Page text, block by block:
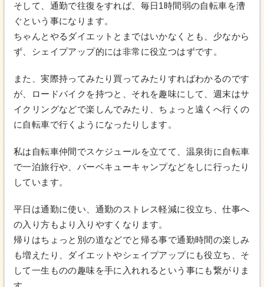
そして、通勤で往復をすれば、毎日1時間弱の自転車を漕
ぐという事になります。
ちゃんとやるダイエットとまではいかなくとも、少なから
ず、シェイプアップ的には非常に役立つはずです。
また、実際持ってみたり買ってみたりすればわかるのです
が、ロードバイクを持つと、それを趣味にして、週末はサ
イクリングなどで楽しんでみたり、ちょっと遠くへ行くの
に自転車で行くようになったりします。
私は自転車仲間でスケジュールを立てて、温泉街に自転車
で一泊旅行や、バーベキューキャンプなどをしに行ったり
しています。
平日は通勤に使い、通勤のストレス軽減に役立ち、仕事へ
の入り方もより入りやすくなります。
帰りはちょっと別の道などでと帰る事で通勤時間の楽しみ
も増えたり、ダイエットやシェイプアップにも役立ち、そ
して一生ものの趣味を手に入れれるという事にも繋がりま